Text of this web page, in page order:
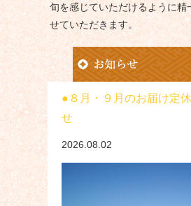
旬を感じていただけるように精
せていただきます。
８月・９月のお届け定
せ
2026.08.02